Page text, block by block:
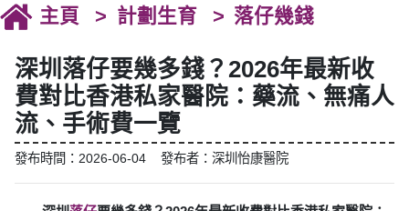
主頁 計劃生育 落仔幾錢
深圳落仔要幾多錢？2026年最新收
費對比香港私家醫院：藥流、無痛人
流、手術費一覽
發布時間：2026-06-04 發布者：深圳怡康醫院